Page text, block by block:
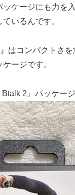
ケージにも力を
いるんです。
はコンパクトさ
ージです。
2』パッケージ